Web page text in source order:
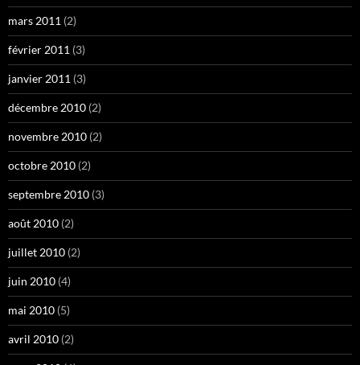
mars 2011 (2)
février 2011 (3)
janvier 2011 (3)
décembre 2010 (2)
novembre 2010 (2)
octobre 2010 (2)
septembre 2010 (3)
août 2010 (2)
juillet 2010 (2)
juin 2010 (4)
mai 2010 (5)
avril 2010 (2)